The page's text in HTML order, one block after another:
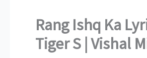
Rang Ishq Ka
Tiger S | Vishal